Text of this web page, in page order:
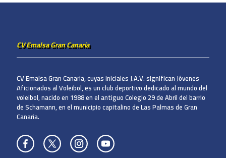
CV Emalsa Gran Canaria
CV Emalsa Gran Canaria, cuyas iniciales J.A.V. significan Jóvenes
Aficionados al Voleibol, es un club deportivo dedicado al mundo del
voleibol, nacido en 1988 en el antiguo Colegio 29 de Abril del barrio
de Schamann, en el municipio capitalino de Las Palmas de Gran
Canaria.